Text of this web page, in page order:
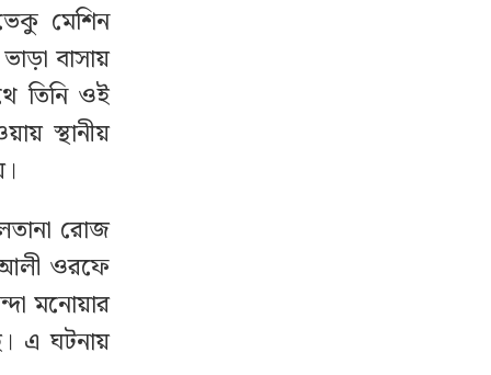
মেশিন
বাসায়
তিনি ওই
স্থানীয়
রোজ
আলী ওরফে
মনোয়ার
এ ঘটনায়